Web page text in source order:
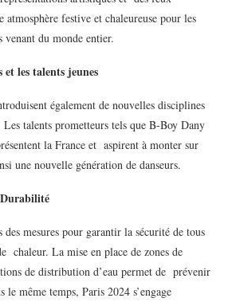
atmosphère festive et chaleureuse pour les
venant du monde entier.
et les talents jeunes
également de nouvelles disciplines
talents prometteurs tels que B-Boy Dany
la France et aspirent à monter sur
une nouvelle génération de danseurs.
Durabilité
mesures pour garantir la sécurité de tous
chaleur. La mise en place de zones de
de distribution d’eau permet de prévenir
le même temps, Paris 2024 s’engage